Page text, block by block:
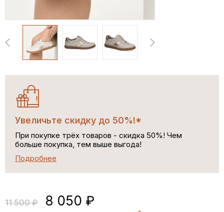
Увеличьте скидку до 50%!*
При покупке трёх товаров - скидка 50%! Чем
больше покупка, тем выше выгода!
Подробнее
11 500 ₽ 8 050 ₽